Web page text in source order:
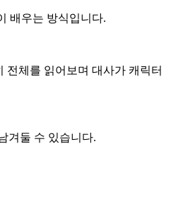
배우는 방식입니다.
전체를 읽어보며 대사가 캐릭터
겨둘 수 있습니다.